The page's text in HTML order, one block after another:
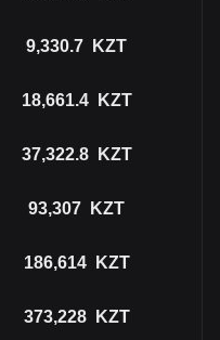
9,330.7 KZT
18,661.4 KZT
37,322.8 KZT
93,307 KZT
186,614 KZT
373,228 KZT